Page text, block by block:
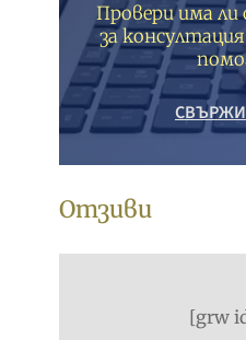
Провери има ли
за
СВЪРЖИ
Отзиви
[grw